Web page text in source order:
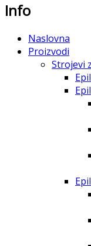
Info
Naslovna
Proizvodi
Strojevi